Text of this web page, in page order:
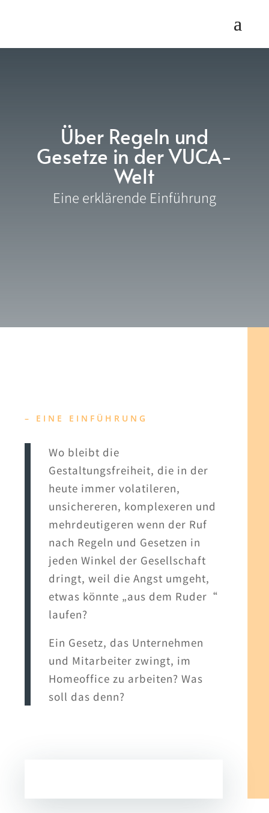
Über Regeln und
Gesetze in der VUCA-
Welt
Eine erklärende Einführung
– EINE EINFÜHRUNG
Wo bleibt die
Gestaltungsfreiheit, die in der
heute immer volatileren,
unsichereren, komplexeren und
mehrdeutigeren wenn der Ruf
nach Regeln und Gesetzen in
jeden Winkel der Gesellschaft
dringt, weil die Angst umgeht,
etwas könnte „aus dem Ruder“
laufen?
Ein Gesetz, das Unternehmen
und Mitarbeiter zwingt, im
Homeoffice zu arbeiten? Was
soll das denn?